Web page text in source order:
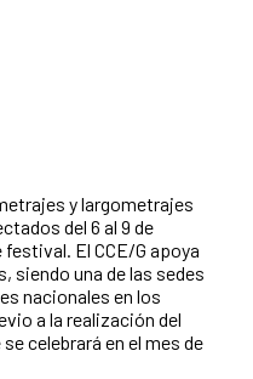
y largometrajes
del 6 al 9 de
El CCE/G apoya
siendo una de las sedes
nacionales en los
a la realización del
celebrará en el mes de